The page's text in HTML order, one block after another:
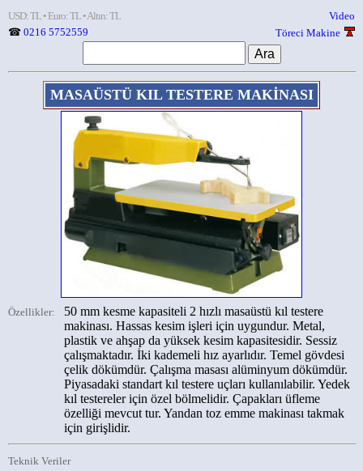
USD: TL • Euro: TL • Altın: TL
Video
☎ 0216 5752559 Töreci Makine
MASAÜSTÜ KIL TESTERE MAKİNASI
Özellikler:
50 mm kesme kapasiteli 2 hızlı masaüstü kıl testere
makinası. Hassas kesim işleri için uygundur. Metal,
plastik ve ahşap da yüksek kesim kapasitesidir. Sessiz
çalışmaktadır. İki kademeli hız ayarlıdır. Temel gövdesi
çelik dökümdür. Çalışma masası alüminyum dökümdür.
Piyasadaki standart kıl testere uçları kullanılabilir. Yedek
kıl testereler için özel bölmelidir. Çapakları üfleme
özelliği mevcut tur. Yandan toz emme makinası takmak
için girişlidir.
Teknik Veriler